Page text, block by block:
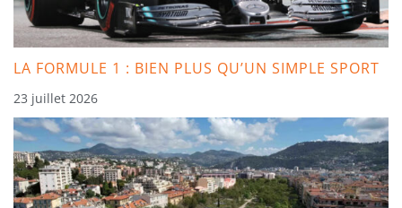
LA FORMULE 1 : BIEN PLUS QU’UN SIMPLE SPORT
23 juillet 2026